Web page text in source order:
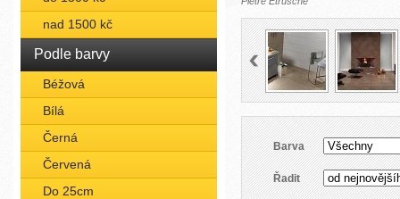
nad 1500 kč
Podle barvy
Béžová
Bílá
Černá
Červená
Do 25cm
Barva
Řadit